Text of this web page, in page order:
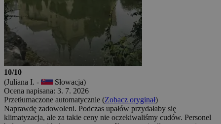
10/10
(Juliana I. -
Słowacja)
Ocena napisana: 3. 7. 2026
Przetłumaczone automatycznie (Zobacz oryginał)
Naprawdę zadowoleni. Podczas upałów przydałaby się
klimatyzacja, ale za takie ceny nie oczekiwaliśmy cudów. Personel